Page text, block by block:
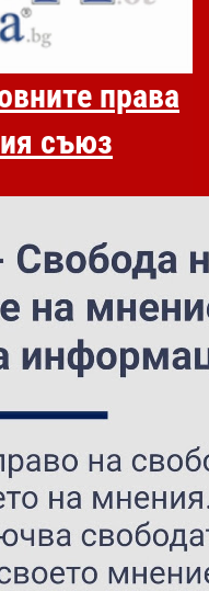
права
съюз